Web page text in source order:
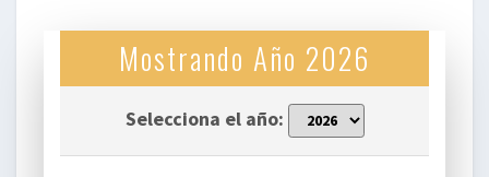
Mostrando Año 2026
Selecciona el año: